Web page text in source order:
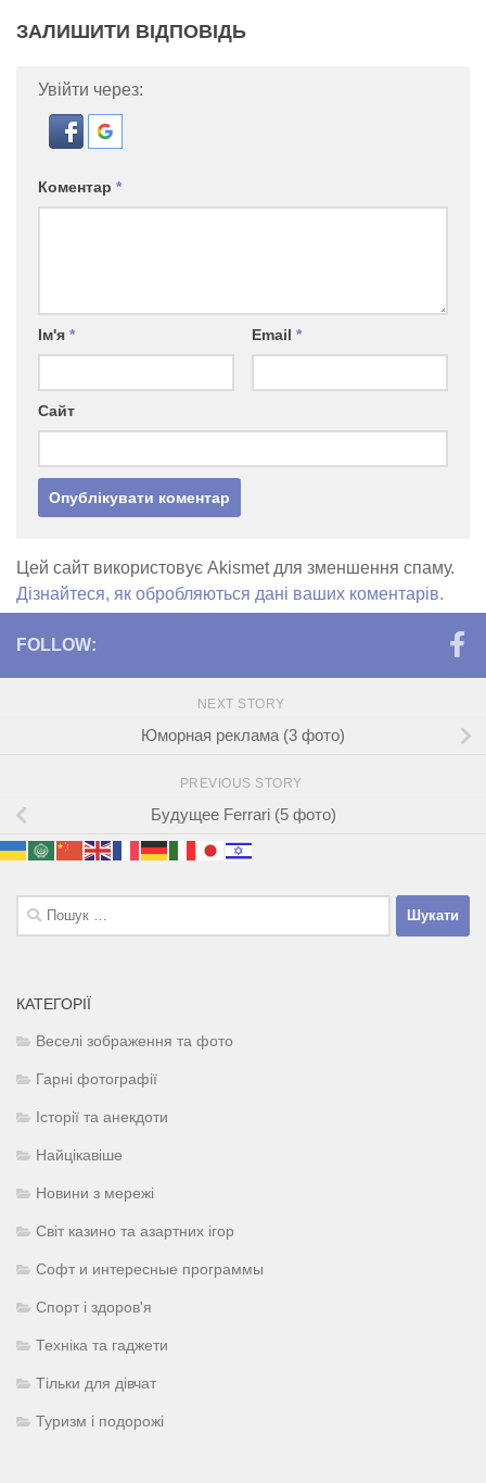
ЗАЛИШИТИ ВІДПОВІДЬ
Увійти через:
Коментар *
Ім'я * Email *
Сайт
Цей сайт використовує Akismet для зменшення спаму.
Дізнайтеся, як обробляються дані ваших коментарів.
FOLLOW:
NEXT STORY
Юморная реклама (3 фото)
PREVIOUS STORY
Будущее Ferrari (5 фото)
Пошук:
КАТЕГОРІЇ
Веселі зображення та фото
Гарні фотографії
Історії та анекдоти
Найцікавіше
Новини з мережі
Світ казино та азартних ігор
Софт и интересные программы
Спорт і здоров'я
Техніка та гаджети
Тільки для дівчат
Туризм і подорожі